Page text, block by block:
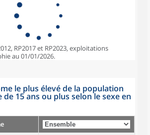
RP2017 et RP2023, exploitations
au 01/01/2026.
le plus élevé de la population
de 15 ans ou plus selon le sexe en